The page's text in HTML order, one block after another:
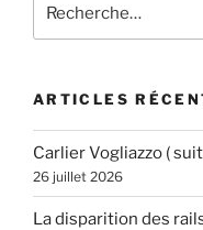
pour
ARTICLES
Carlier Vogliazzo (
26 juillet 2026
La disparition des